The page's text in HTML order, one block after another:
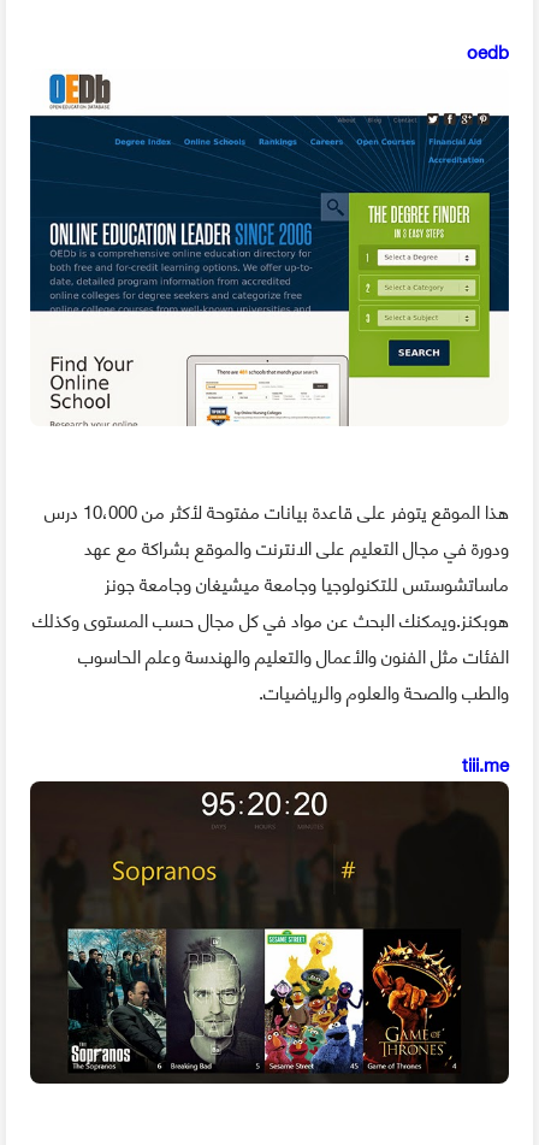
oedb
هذا الموقع يتوفر على قاعدة بيانات مفتوحة لأكثر من 10،000 درس
ودورة في مجال التعليم على الانترنت والموقع بشراكة مع عهد
ماساتشوستس للتكنولوجيا وجامعة ميشيغان وجامعة جونز
هوبكنز.ويمكنك البحث عن مواد في كل مجال حسب المستوى وكذلك
الفئات مثل الفنون والأعمال والتعليم والهندسة وعلم الحاسوب
والطب والصحة والعلوم والرياضيات.
tiii.me